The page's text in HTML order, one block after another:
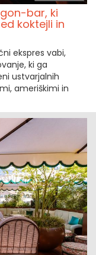
bar, ki
koktejli in
ekspres vabi,
ki ga
ustvarjalnih
ameriškimi in